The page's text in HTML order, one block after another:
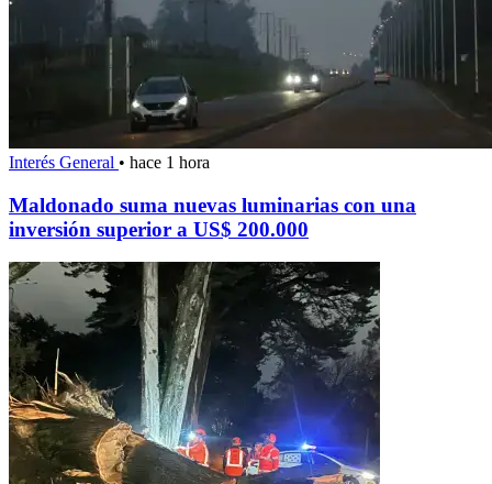
Interés General • hace 1 hora
Maldonado suma nuevas luminarias con una
inversión superior a US$ 200.000